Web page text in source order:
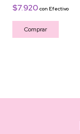
$7.920 con Efectivo
Comprar